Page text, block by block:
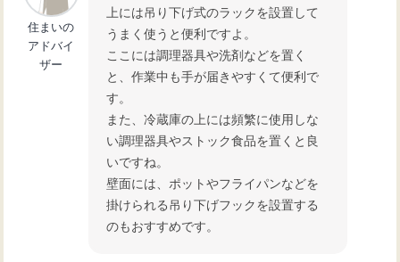
住まいの
アドバイ
ザー
上には吊り下げ式のラックを設置して
うまく使うと便利ですよ。
ここには調理器具や洗剤などを置く
と、作業中も手が届きやすくて便利で
す。
また、冷蔵庫の上には頻繁に使用しな
い調理器具やストック食品を置くと良
いですね。
壁面には、ポットやフライパンなどを
掛けられる吊り下げフックを設置する
のもおすすめです。